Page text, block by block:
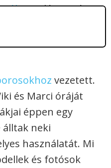
meglátogatása
nem tudtunk
nyerni, ezért
vezetett.
és Marci óráját
éppen egy
neki
használatát. Mi
és fotósok